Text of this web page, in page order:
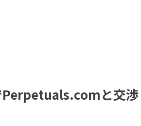
Perpetuals.comと交渉